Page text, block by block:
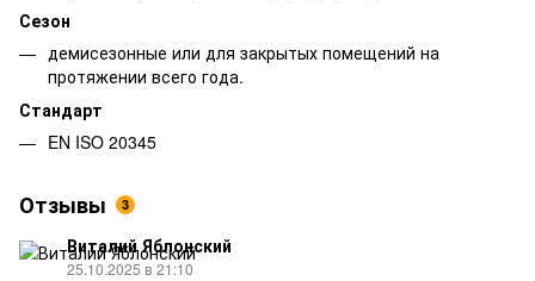
Сезон
демисезонные или для закрытых помещений на
протяжении всего года.
Стандарт
EN ISO 20345
Отзывы 3
Виталий Яблонский
25.10.2025 в 21:10